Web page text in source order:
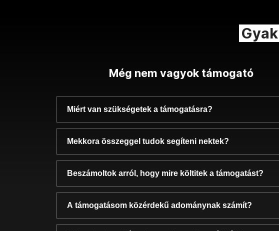
Még nem vagyok támogató
Miért van szükségetek a támogatásra?
Mekkora összeggel tudok segíteni nektek?
Beszámoltok arról, hogy mire költitek a támogatást?
A támogatásom közérdekű adománynak számít?